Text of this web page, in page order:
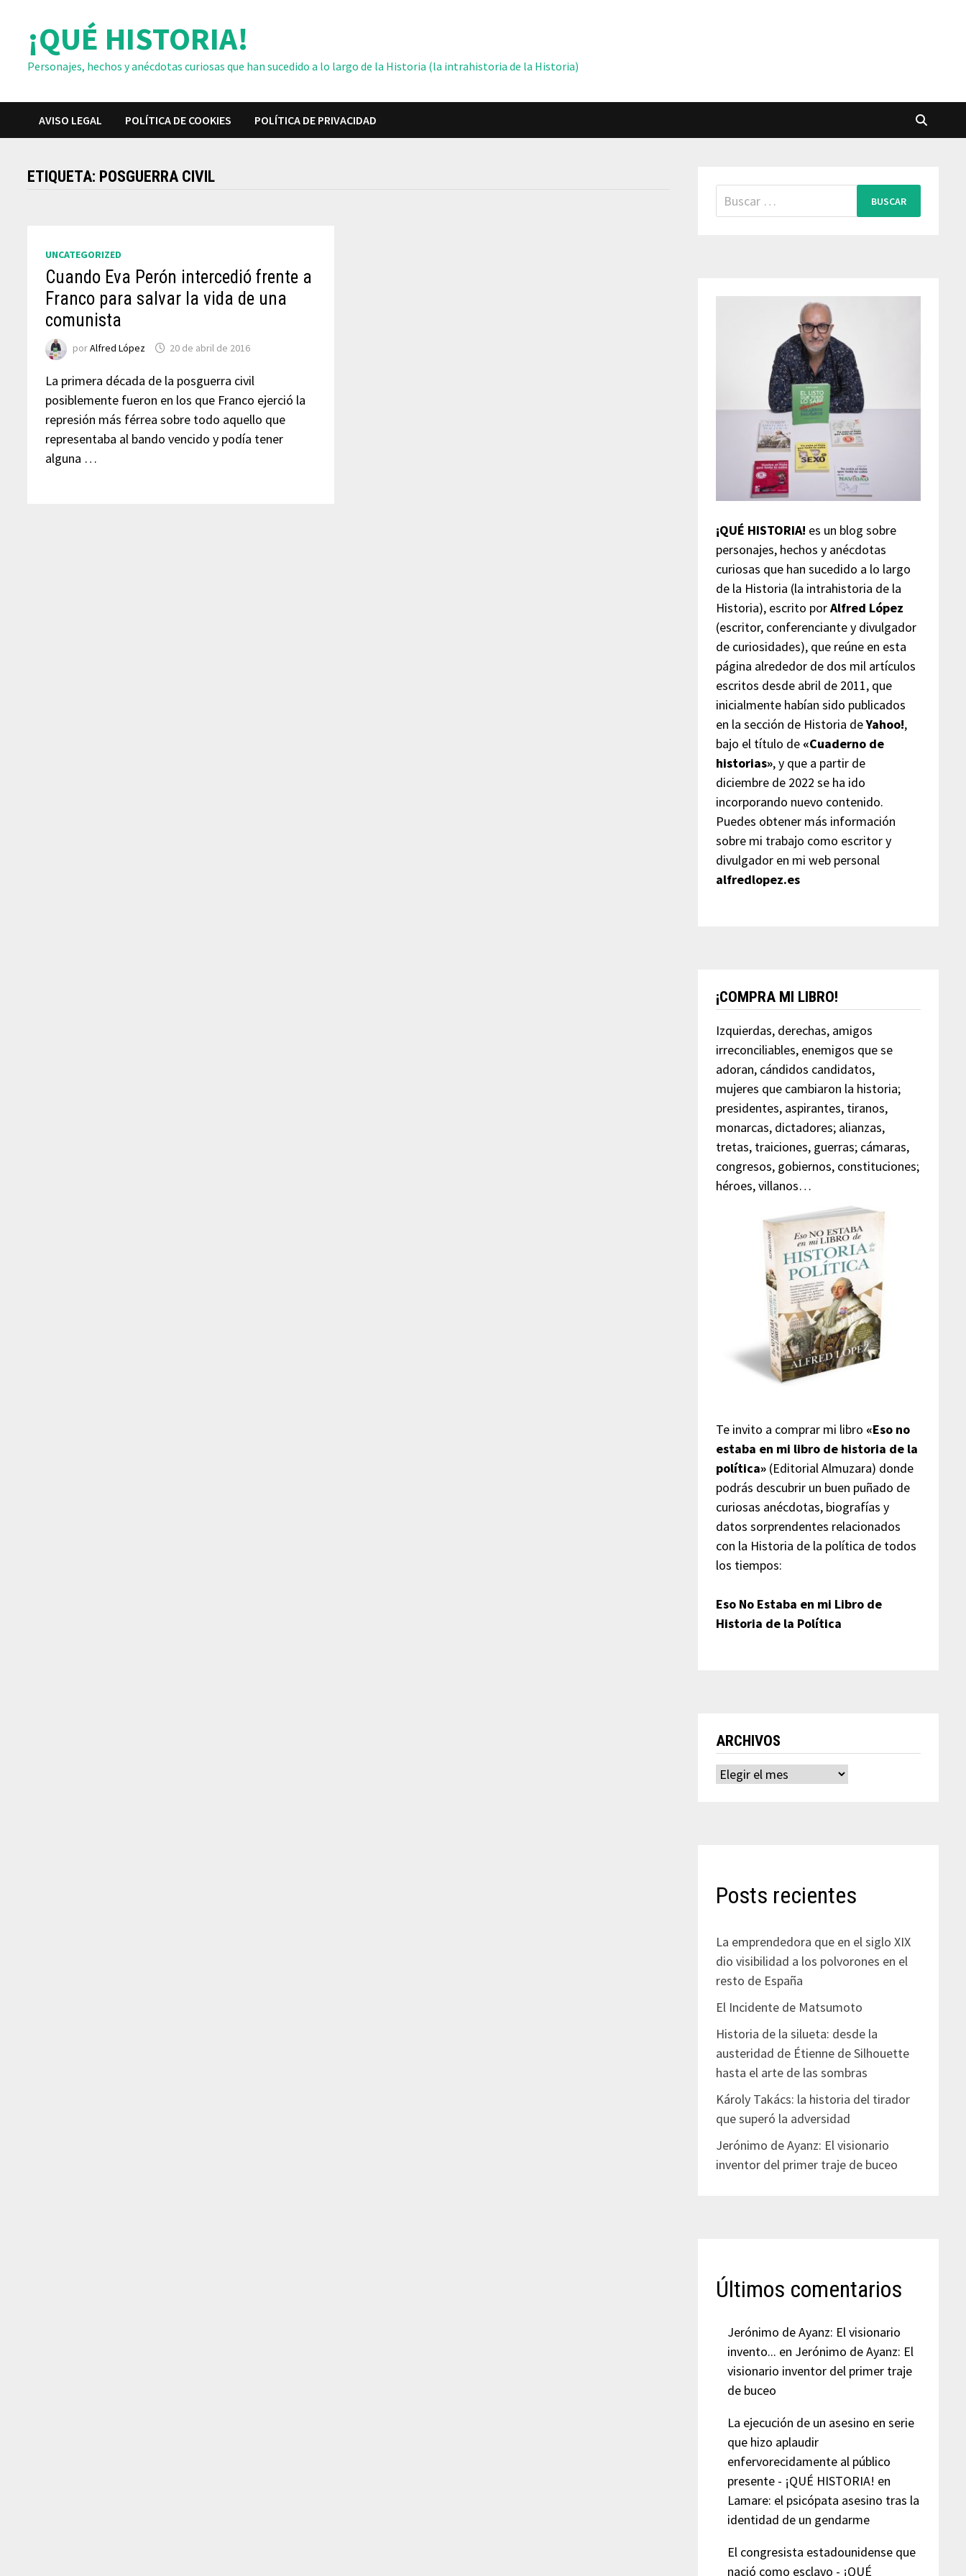
contenido¡QUÉ HISTORIA!
Personajes, hechos y anécdotas curiosas que han sucedido a lo largo de la Historia (la intrahistoria de la Historia)
AVISO LEGAL POLÍTICA DE COOKIES POLÍTICA DE PRIVACIDAD
ETIQUETA: POSGUERRA CIVIL
UNCATEGORIZED
Cuando Eva Perón intercedió frente a
Franco para salvar la vida de una
comunista
porAlfred López 20 de abril de 2016
La primera década de la posguerra civil
posiblemente fueron en los que Franco ejerció la
represión más férrea sobre todo aquello que
representaba al bando vencido y podía tener
alguna …
Buscar:
¡QUÉ HISTORIA! es un blog sobre
personajes, hechos y anécdotas
curiosas que han sucedido a lo largo
de la Historia (la intrahistoria de la
Historia), escrito porAlfred López
(escritor, conferenciante y divulgador
de curiosidades), que reúne en esta
página alrededor de dos mil artículos
escritos desde abril de 2011, que
inicialmente habían sido publicados
en la sección de Historia deYahoo!,
bajo el título de «Cuaderno de
historias», y que a partir de
diciembre de 2022 se ha ido
incorporando nuevo contenido.
Puedes obtener más información
sobre mi trabajo como escritor y
divulgador en mi web personal
alfredlopez.es
¡COMPRA MI LIBRO!
Izquierdas, derechas, amigos
irreconciliables, enemigos que se
adoran, cándidos candidatos,
mujeres que cambiaron la historia;
presidentes, aspirantes, tiranos,
monarcas, dictadores; alianzas,
tretas, traiciones, guerras; cámaras,
congresos, gobiernos, constituciones;
héroes, villanos…
Te invito a comprar mi libro «Eso no
estaba en mi libro de historia de la
política»(Editorial Almuzara) donde
podrás descubrir un buen puñado de
curiosas anécdotas, biografías y
datos sorprendentes relacionados
con la Historia de la política de todos
los tiempos:
Eso No Estaba en mi Libro de
Historia de la Política
ARCHIVOS
Archivos
Posts recientes
La emprendedora que en el siglo XIX
dio visibilidad a los polvorones en el
resto de España
El Incidente de Matsumoto
Historia de la silueta: desde la
austeridad de Étienne de Silhouette
hasta el arte de las sombras
Károly Takács: la historia del tirador
que superó la adversidad
Jerónimo de Ayanz: El visionario
inventor del primer traje de buceo
Últimos comentarios
Jerónimo de Ayanz: El visionario
invento... en Jerónimo de Ayanz: El
visionario inventor del primer traje
de buceo
La ejecución de un asesino en serie
que hizo aplaudir
enfervorecidamente al público
presente - ¡QUÉ HISTORIA! en
Lamare: el psicópata asesino tras la
identidad de un gendarme
El congresista estadounidense que
nació como esclavo - ¡QUÉ